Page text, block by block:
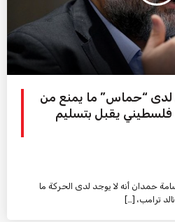
“حماس” ما يمنع من
فلسطيني يقبل بتسليم
حمدان أنه لا يوجد لدى الحركة ما
ترامب، […]